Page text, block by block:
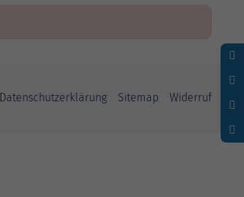
Datenschutzerklärung Sitemap Widerruf